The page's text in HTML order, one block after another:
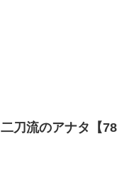
二刀流のアナタ【78